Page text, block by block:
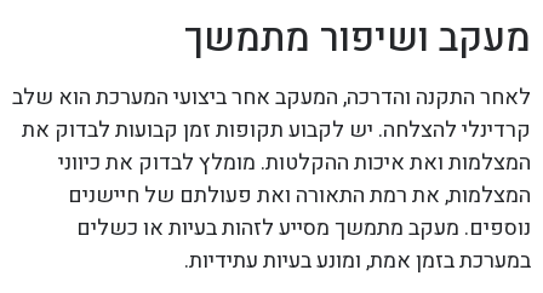
מעקב ושיפור מתמשך
לאחר התקנה והדרכה, המעקב אחר ביצועי המערכת הוא שלב
קרדינלי להצלחה. יש לקבוע תקופות זמן קבועות לבדוק את
המצלמות ואת איכות ההקלטות. מומלץ לבדוק את כיווני
המצלמות, את רמת התאורה ואת פעולתם של חיישנים
נוספים. מעקב מתמשך מסייע לזהות בעיות או כשלים
במערכת בזמן אמת, ומונע בעיות עתידיות.